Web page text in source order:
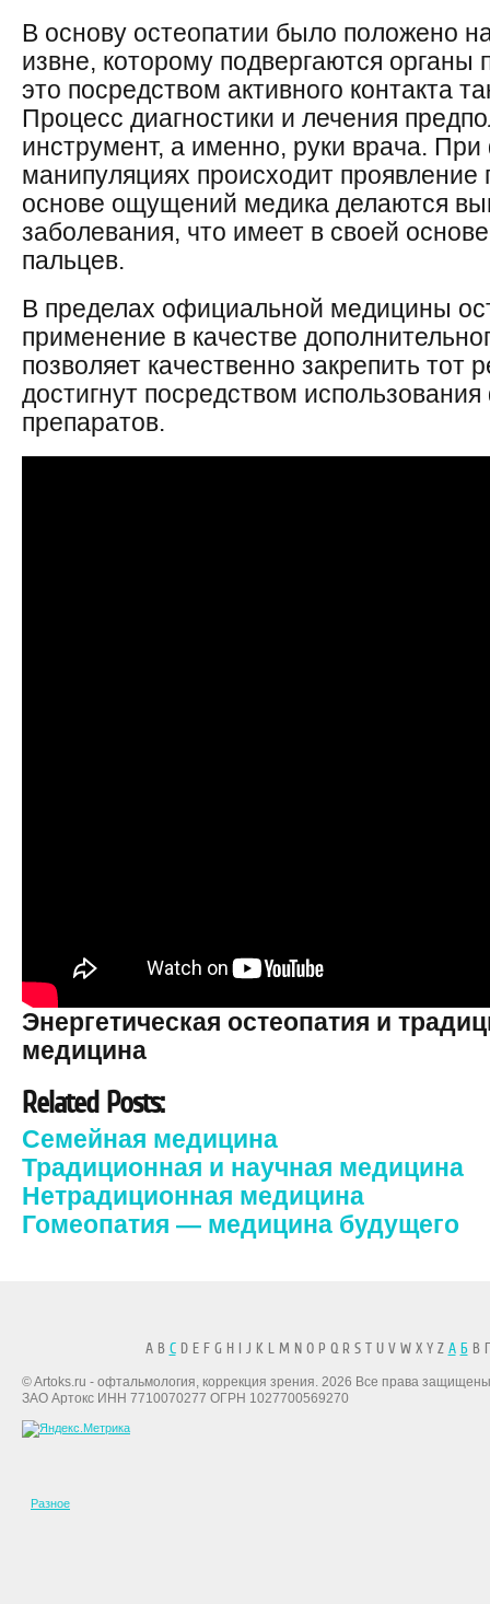
В основу остеопатии было положено
извне, которому подвергаются органы
это посредством активного контакта
Процесс диагностики и лечения
инструмент, а именно, руки врача.
манипуляциях происходит
основе ощущений медика делаются
заболевания, что имеет в своей
пальцев.
В пределах официальной медицины
применение в качестве
позволяет качественно закрепить тот
достигнут посредством
препаратов.
Энергетическая остеопатия и
медицина
Related Posts:
Семейная медицина
Традиционная и научная медицина
Нетрадиционная медицина
Гомеопатия — медицина будущего
A B CD E F G H I J K L M N O P Q R S T U V W X Y Z А БВ
© Artoks.ru - офтальмология, коррекция зрения. 2026 Все права
ЗАО Артокс ИНН 7710070277 ОГРН 1027700569270
Разное